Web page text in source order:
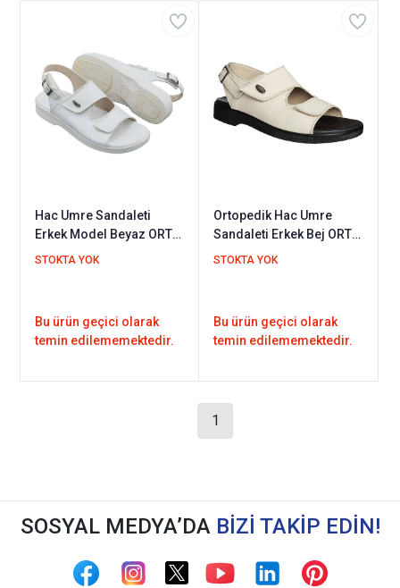
Hac Umre Sandaleti
Erkek Model Beyaz ORT-
13AB
STOKTA YOK
Bu ürün geçici olarak
temin edilememektedir.
Ortopedik Hac Umre
Sandaleti Erkek Bej ORT-
13AJ
STOKTA YOK
Bu ürün geçici olarak
temin edilememektedir.
1
SOSYAL MEDYA’DA BİZİ TAKİP EDİN!